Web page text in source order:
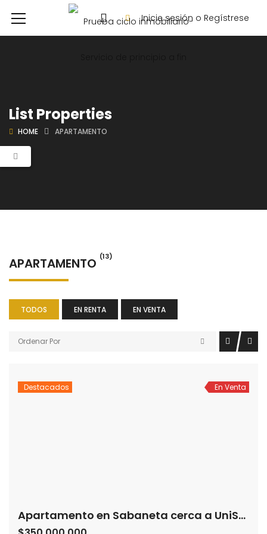
Inicie sesión o Regístrese
List Properties
HOME APARTAMENTO
APARTAMENTO (13)
TODOS EN RENTA EN VENTA
Ordenar Por
Destacados En Venta
Apartamento en Sabaneta cerca a UniSabaneta